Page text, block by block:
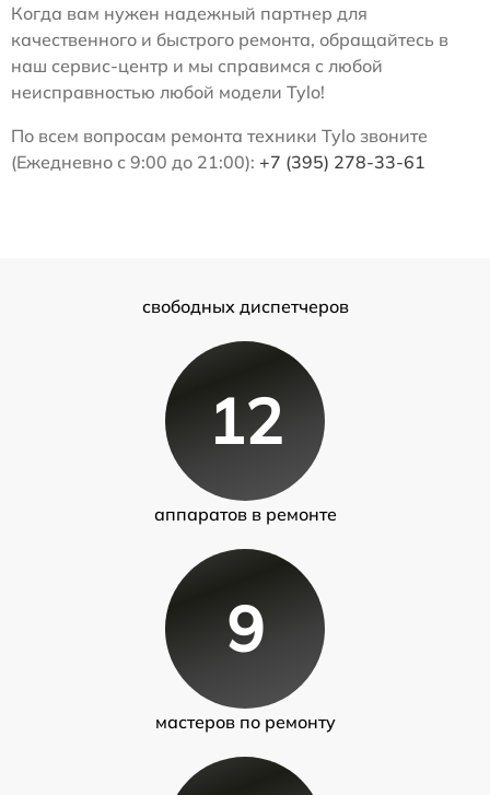
Когда вам нужен надежный партнер для
качественного и быстрого ремонта, обращайтесь в
наш сервис-центр и мы справимся с любой
неисправностью любой модели Tylo!
По всем вопросам ремонта техники Tylo звоните
(Ежедневно с 9:00 до 21:00): +7 (395) 278-33-61
свободных диспетчеров
12
аппаратов в ремонте
9
мастеров по ремонту